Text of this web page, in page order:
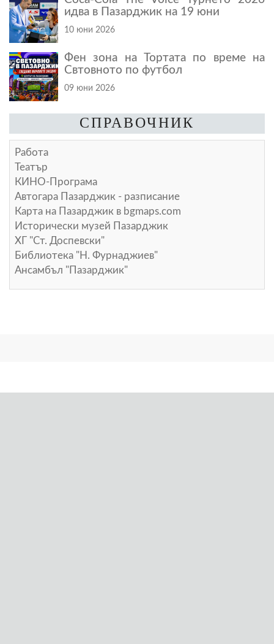
идва в Пазарджик на 19 юни
10 юни 2026
Фен зона на Тортата по време на
Свтовното по футбол
09 юни 2026
СПРАВОЧНИК
Работа
Театър
КИНО-Програма
Автогара Пазарджик - разписание
Карта на Пазарджик в bgmaps.com
Исторически музей Пазарджик
ХГ "Ст. Доспевски"
Библиотека "Н. Фурнаджиев"
Ансамбъл "Пазарджик"